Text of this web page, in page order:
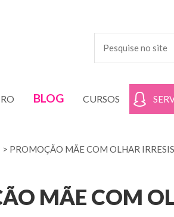
BLOG CURSOS
> PROMOÇÃO MÃE COM OLHAR
MÃE COM